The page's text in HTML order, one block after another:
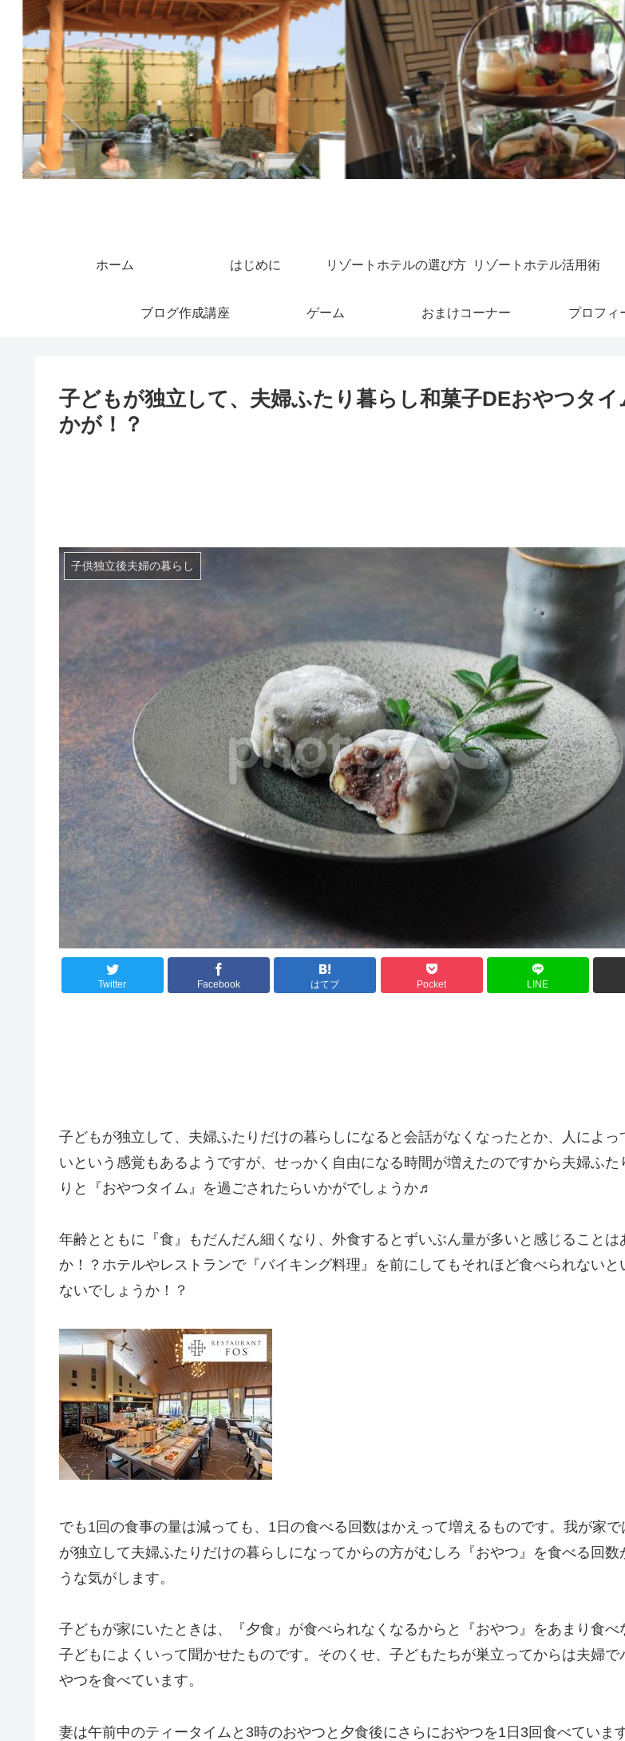
ホーム はじめに リゾートホテルの選び方 リゾートホテル活用術
ブログ作成講座 ゲーム おまけコーナー プロフィ
子どもが独立して、夫婦ふたり暮らし和菓子DEおやつタイ
かが！？
子供独立後夫婦の暮らし
Twitter Facebook はてブ Pocket LINE
子どもが独立して、夫婦ふたりだけの暮らしになると会話がなくなったとか、人によっ
いという感覚もあるようですが、せっかく自由になる時間が増えたのですから夫婦ふた
りと『おやつタイム』を過ごされたらいかがでしょうか♬
年齢とともに『食』もだんだん細くなり、外食するとずいぶん量が多いと感じることは
か！？ホテルやレストランで『バイキング料理』を前にしてもそれほど食べられないと
ないでしょうか！？
でも1回の食事の量は減っても、1日の食べる回数はかえって増えるものです。我が家で
が独立して夫婦ふたりだけの暮らしになってからの方がむしろ『おやつ』を食べる回数
うな気がします。
子どもが家にいたときは、『夕食』が食べられなくなるからと『おやつ』をあまり食べ
子どもによくいって聞かせたものです。そのくせ、子どもたちが巣立ってからは夫婦で
やつを食べています。
妻は午前中のティータイムと3時のおやつと夕食後にさらにおやつを1日3回食べていま